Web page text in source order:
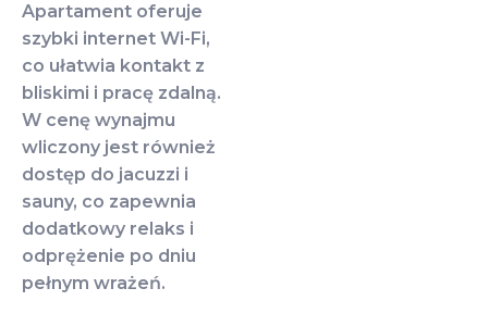
Apartament oferuje
szybki internet Wi-Fi,
co ułatwia kontakt z
bliskimi i pracę zdalną.
W cenę wynajmu
wliczony jest również
dostęp do jacuzzi i
sauny, co zapewnia
dodatkowy relaks i
odprężenie po dniu
pełnym wrażeń.